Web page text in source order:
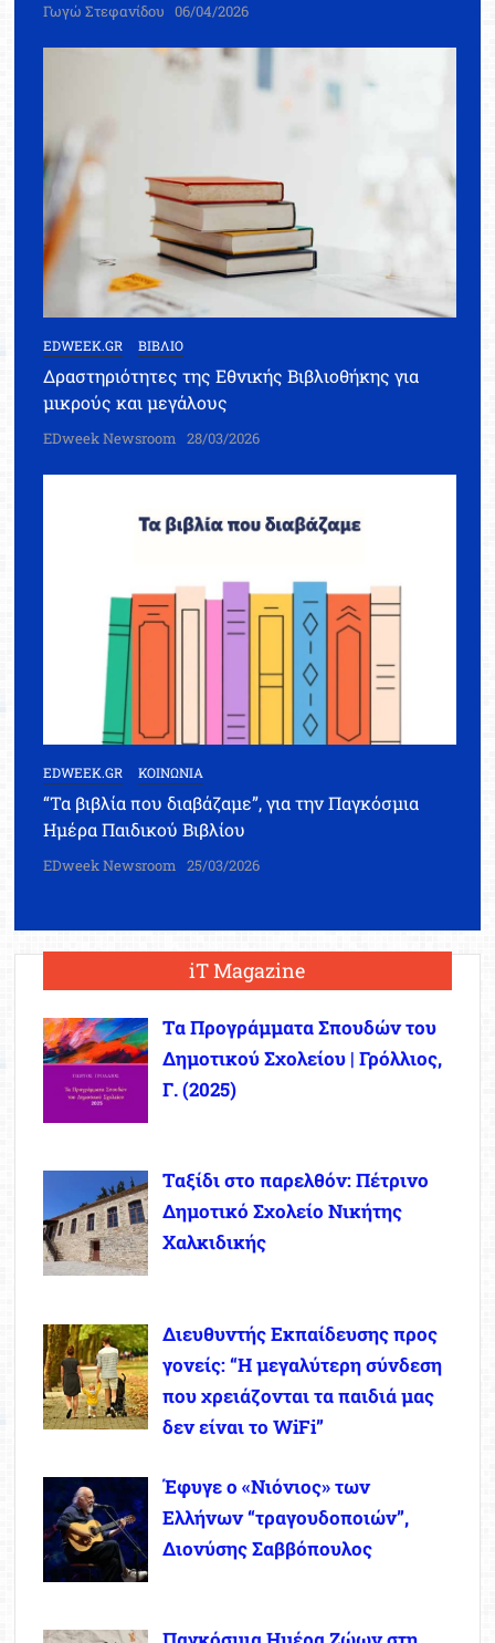
Γωγώ Στεφανίδου 06/04/2026
EDWEEK.GR ΒΙΒΛΙΟ
Δραστηριότητες της Εθνικής Βιβλιοθήκης για
μικρούς και μεγάλους
EDweek Newsroom 28/03/2026
EDWEEK.GR ΚΟΙΝΩΝΙΑ
“Τα βιβλία που διαβάζαμε”, για την Παγκόσμια
Ημέρα Παιδικού Βιβλίου
EDweek Newsroom 25/03/2026
iT Magazine
Τα Προγράμματα Σπουδών του
Δημοτικού Σχολείου | Γρόλλιος,
Γ. (2025)
Ταξίδι στο παρελθόν: Πέτρινο
Δημοτικό Σχολείο Νικήτης
Χαλκιδικής
Διευθυντής Εκπαίδευσης προς
γονείς: “Η μεγαλύτερη σύνδεση
που χρειάζονται τα παιδιά μας
δεν είναι το WiFi”
Έφυγε ο «Νιόνιος» των
Ελλήνων “τραγουδοποιών”,
Διονύσης Σαββόπουλος